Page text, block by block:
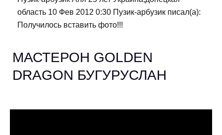
область 10 Фев 2012 0:30 Пузик-арбузик писал(а):
Получилось вставить фото!!!
МАСТЕРОН GOLDEN
DRAGON БУГУРУСЛАН